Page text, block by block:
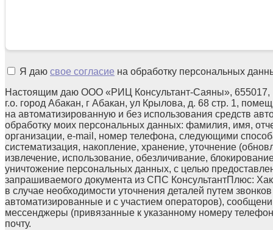
Я даю свое согласие на обработку персональных
Настоящим даю ООО «РИЦ Консультант-Саяны», 655017,
г.о. город Абакан, г Абакан, ул Крылова, д. 68 стр. 1,
на автоматизированную и без использования средств
обработку моих персональных данных: фамилия, имя,
организации, e-mail, номер телефона, следующими
систематизация, накопление, хранение, уточнение
извлечение, использование, обезличивание,
уничтожение персональных данных, с целью
запрашиваемого документа из СПС КонсультантПлюс:
в случае необходимости уточнения деталей путем
автоматизированные и с участием операторов),
мессенджеры (привязанные к указанному номеру
почту.